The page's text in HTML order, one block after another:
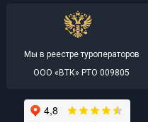
Мы в реестре туроператоров
ООО «ВТК» РТО 009805